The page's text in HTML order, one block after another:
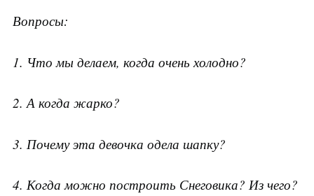
Вопросы:
1. Что мы делаем, когда очень холодно?
2. А когда жарко?
3. Почему эта девочка одела шапку?
4. Когда можно построить Снеговика? Из чего?